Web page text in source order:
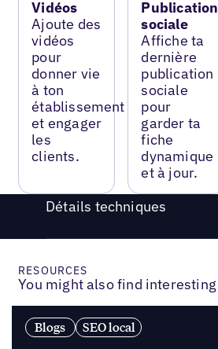
Vidéos
Ajoute des
vidéos
pour
donner vie
à ton
établissement
et engager
les
clients.
Publication
sociale
Affiche ta
dernière
publication
sociale
pour
garder ta
fiche
dynamique
et à jour.
Détails techniques
RESOURCES
You might also find interesting
Blogs SEO local